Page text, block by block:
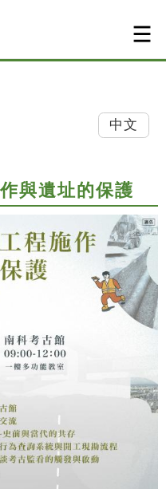
中文
與遺址的保護